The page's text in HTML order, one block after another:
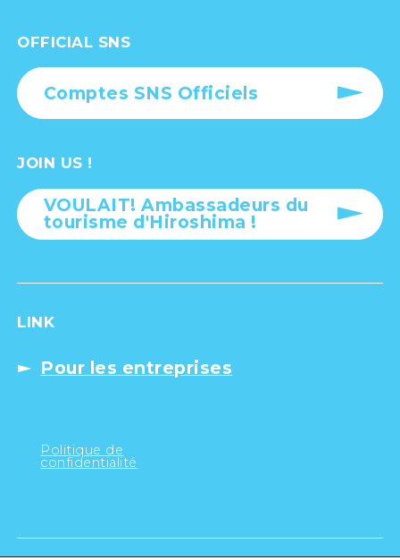
OFFICIAL SNS
Comptes SNS Officiels
JOIN US !
VOULAIT! Ambassadeurs du
tourisme d'Hiroshima !
LINK
Pour les entreprises
Politique de
confidentialité